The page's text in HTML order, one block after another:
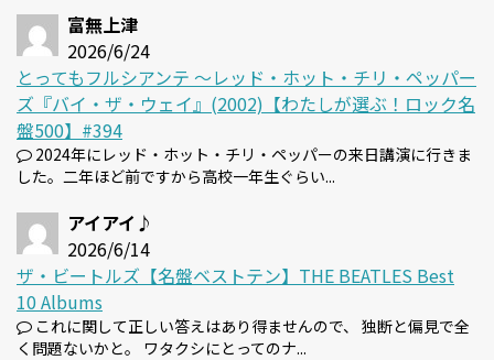
富無上津
2026/6/24
とってもフルシアンテ 〜レッド・ホット・チリ・ペッパー
ズ『バイ・ザ・ウェイ』(2002)【わたしが選ぶ！ロック名
盤500】#394
2024年にレッド・ホット・チリ・ペッパーの来日講演に行きま
した。二年ほど前ですから高校一年生ぐらい...
アイアイ♪
2026/6/14
ザ・ビートルズ【名盤ベストテン】THE BEATLES Best
10 Albums
これに関して正しい答えはあり得ませんので、 独断と偏見で全
く問題ないかと。 ワタクシにとってのナ...